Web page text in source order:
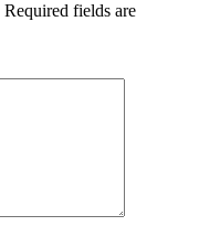
Required fields are